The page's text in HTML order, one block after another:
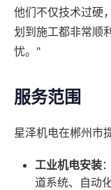
他们不仅技术过硬
划到施工都非常顺
忧。"
服务范围
星泽机电在郴州市
工业机电安装
道系统、自动